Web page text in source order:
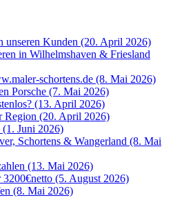
unseren Kunden (20. April 2026)
in Wilhelmshaven & Friesland
schortens.de (8. Mai 2026)
Porsche (7. Mai 2026)
(13. April 2026)
Region (20. April 2026)
Juni 2026)
Schortens & Wangerland (8. Mai
(13. Mai 2026)
(5. August 2026)
(8. Mai 2026)